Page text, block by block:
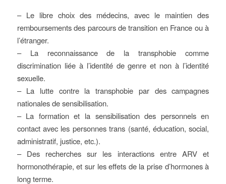
– Le libre choix des médecins, avec le maintien des
remboursements des parcours de transition en France ou à
l’étranger.
– La reconnaissance de la transphobie comme
discrimination liée à l’identité de genre et non à l’identité
sexuelle.
– La lutte contre la transphobie par des campagnes
nationales de sensibilisation.
– La formation et la sensibilisation des personnels en
contact avec les personnes trans (santé, éducation, social,
administratif, justice, etc.).
– Des recherches sur les interactions entre ARV et
hormonothérapie, et sur les effets de la prise d’hormones à
long terme.